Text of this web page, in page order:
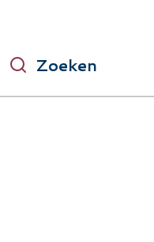
Zoeken